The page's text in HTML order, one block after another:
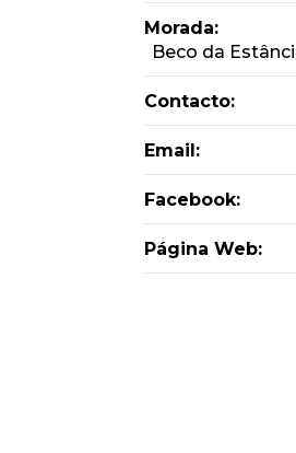
Morada:
Beco da
Contacto:
Email:
Facebook:
Página Web: